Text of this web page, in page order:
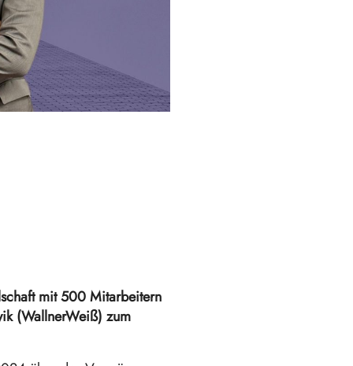
mit 500 Mitarbeitern
(WallnerWeiß) zum